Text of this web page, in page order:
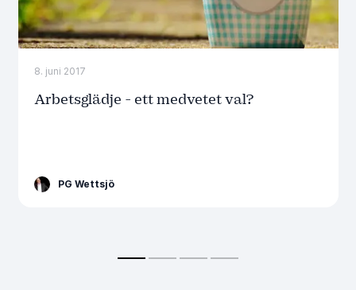
8. juni 2017
Arbetsglädje - ett medvetet val?
PG Wettsjö